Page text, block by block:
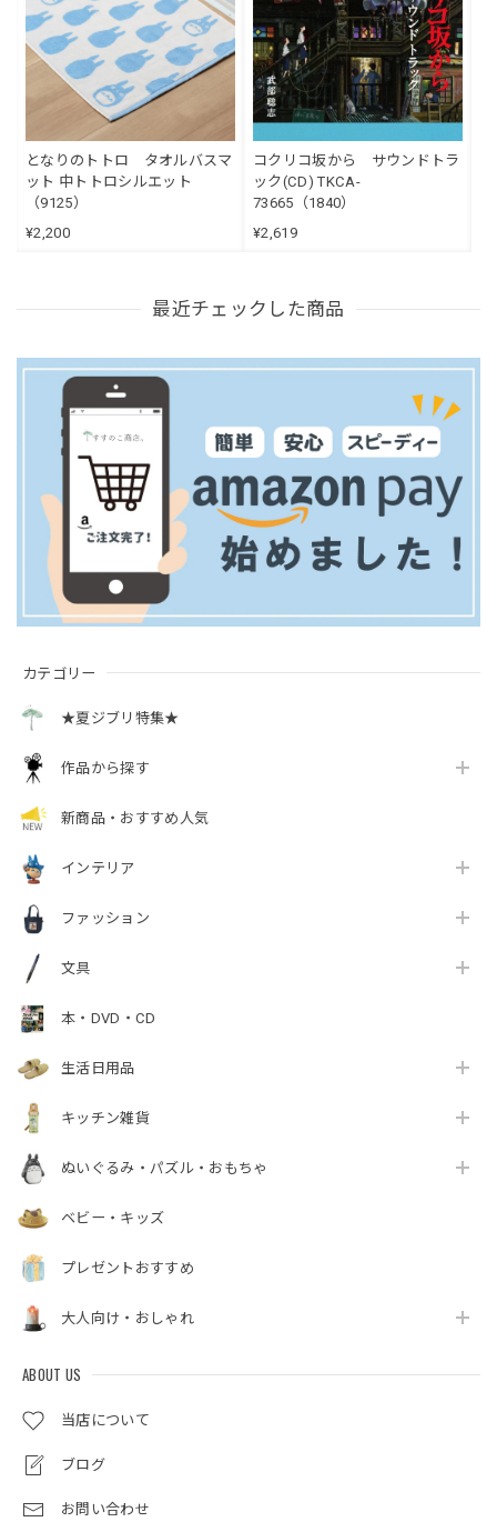
カテゴリー
★夏ジブリ特集★
作品から探す
新商品・おすすめ人気
インテリア
ファッション
文具
本・DVD・CD
生活日用品
キッチン雑貨
ぬいぐるみ・パズル・おもちゃ
ベビー・キッズ
プレゼントおすすめ
大人向け・おしゃれ
ABOUT US
当店について
ブログ
お問い合わせ
となりのトトロ タオルバスマ
ット 中トトロシルエット
（9125）
¥2,200
コクリコ坂から サウンドトラ
ック(CD) TKCA-
73665（1840）
¥2,619
最近チェックした商品